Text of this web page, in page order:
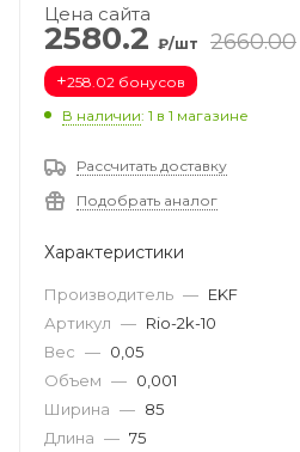
Цена сайта
2580.2 ₽/шт 2660.00
+258.02 бонусов
В наличии: 1 в 1 магазине
Рассчитать доставку
Подобрать аналог
Характеристики
Производитель — EKF
Артикул — Rio-2k-10
Вес — 0,05
Объем — 0,001
Ширина — 85
Длина — 75